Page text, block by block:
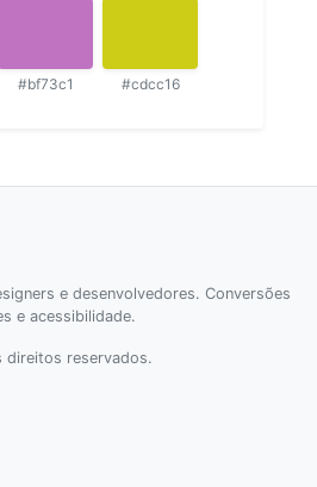
#bf73c1 #cdcc16
e desenvolvedores. Conversões
e acessibilidade.
reservados.